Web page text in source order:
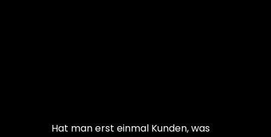
Hat man erst einmal Kunden, was